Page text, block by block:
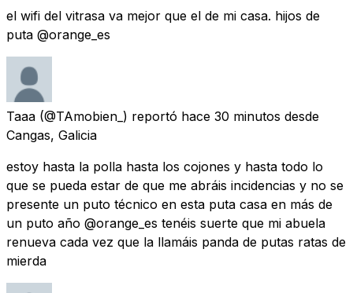
el wifi del vitrasa va mejor que el de mi casa. hijos de
puta @orange_es
Taaa (@TAmobien_) reportó hace 30 minutos desde
Cangas, Galicia
estoy hasta la polla hasta los cojones y hasta todo lo
que se pueda estar de que me abráis incidencias y no se
presente un puto técnico en esta puta casa en más de
un puto año @orange_es tenéis suerte que mi abuela
renueva cada vez que la llamáis panda de putas ratas de
mierda